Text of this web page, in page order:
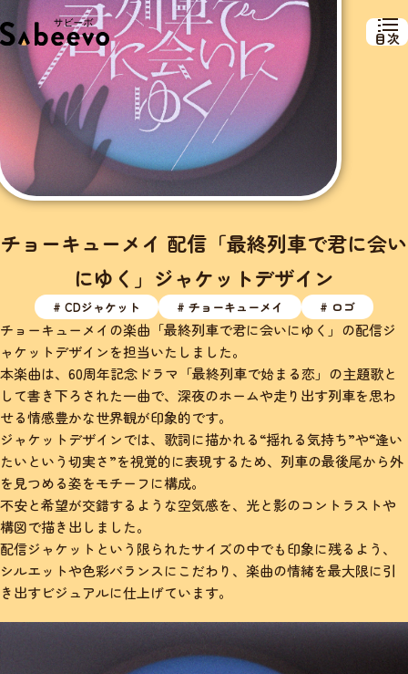
目次
チョーキューメイ 配信「最終列車で君に会い
にゆく」ジャケットデザイン
# CDジャケット # チョーキューメイ # ロゴ
チョーキューメイの楽曲「最終列車で君に会いにゆく」の配信ジ
ャケットデザインを担当いたしました。
本楽曲は、60周年記念ドラマ「最終列車で始まる恋」の主題歌と
して書き下ろされた一曲で、深夜のホームや走り出す列車を思わ
せる情感豊かな世界観が印象的です。
ジャケットデザインでは、歌詞に描かれる“揺れる気持ち”や“逢い
たいという切実さ”を視覚的に表現するため、列車の最後尾から外
を見つめる姿をモチーフに構成。
不安と希望が交錯するような空気感を、光と影のコントラストや
構図で描き出しました。
配信ジャケットという限られたサイズの中でも印象に残るよう、
シルエットや色彩バランスにこだわり、楽曲の情緒を最大限に引
き出すビジュアルに仕上げています。